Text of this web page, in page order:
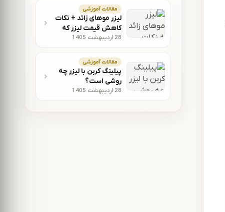
مقالات آموزشی
لیزر موهای زائد + نکات
کاهش قیمت لیزر که
باید بدانید!
28 اردیبهشت 1405
مقالات آموزشی
پیلینگ کربن با لیزر چه
روشی است؟
28 اردیبهشت 1405